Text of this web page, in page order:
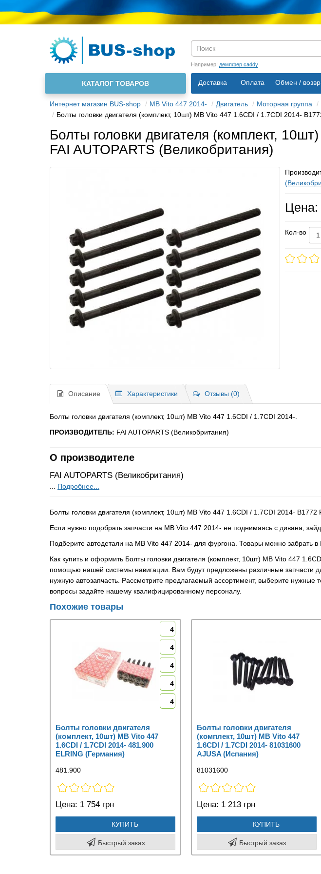
Например: демпфер caddy
Доставка Оплата Обмен /
О нас
КАТАЛОГ ТОВАРОВ
Интернет магазин BUS-shop MB Vito 447 2014- Двигатель Моторная группа
Болты головки двигателя (комплект, 10шт) MB Vito 447 1.6CDI / 1.7CDI 2014-
Болты головки двигателя (комплект,
FAI AUTOPARTS (Великобритания)
Цена:
Кол-во
Описание Характеристики Отзывы (0)
Болты головки двигателя (комплект, 10шт) MB Vito 447 1.6CDI / 1.7CDI 2014-.
ПРОИЗВОДИТЕЛЬ: FAI AUTOPARTS (Великобритания)
О производителе
FAI AUTOPARTS (Великобритания)
Подробнее...
Болты головки двигателя (комплект, 10шт) MB Vito 447 1.6CDI / 1.7CDI 2014-
Если нужно подобрать запчасти на MB Vito 447 2014- не поднимаясь с дивана,
Подберите автодетали на MB Vito 447 2014- для фургона. Товары можно забрать в
Как купить и оформить Болты головки двигателя (комплект, 10шт) MB Vito 447
помощью нашей системы навигации. Вам будут предложены различные запчасти
нужную автозапчасть. Рассмотрите предлагаемый ассортимент, выберите нужные
вопросы задайте нашему квалифицированному персоналу.
Похожие товары
4
4
4
4
4
Болты головки двигателя
(комплект, 10шт) MB Vito 447
1.6CDI / 1.7CDI 2014- 481.900
ELRING (Германия)
481.900
Цена: 1 754 грн
КУПИТЬ
Быстрый заказ
Болты головки двигателя
(комплект, 10шт) MB Vito 447
1.6CDI / 1.7CDI 2014- 81031600
AJUSA (Испания)
81031600
Цена: 1 213 грн
КУПИТЬ
Быстрый заказ